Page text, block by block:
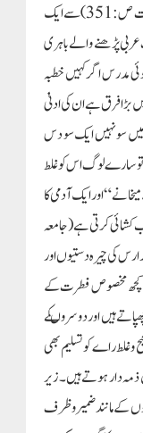
کے ساتھ ساتھ اہالیان شہر بنارس کی اس عصبیت کا برملا اظہار بھی کیا ہے جس میں کیا عامی کیا عالم سب مبتلا ہیں مذکورہ عنوان کے ایک ضمنی عنوان( تجاویز وسفارشات ص:351)سے ایک
پڑھنے والے باہری
مدرس اگر کہیں خطبہ
بڑا فرق ہے ان کی ادنیٰ
میں سو نہیں ایک سو دس
تو سارے لوگ اس کو غلط
ایک آدمی کا
ان مخفی حقائق کی بھی نقاب کشائی کرتی ہے (جامعہ
کی چیرہ دستیوں اور
کچھ مخصوص فطرت کے
ہیں اور دوسروںکے
وغلط راے کو تسلیم بھی
دار ہوتے ہیں۔زیر
کے مانند ضمیر وظرف